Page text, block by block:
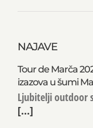
NAJAVE
Tour de Marča
izazova u šumi
Ljubitelji outdoor
[...]